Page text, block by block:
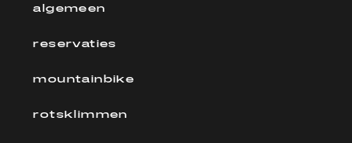
algemeen
reservaties
mountainbike
rotsklimmen